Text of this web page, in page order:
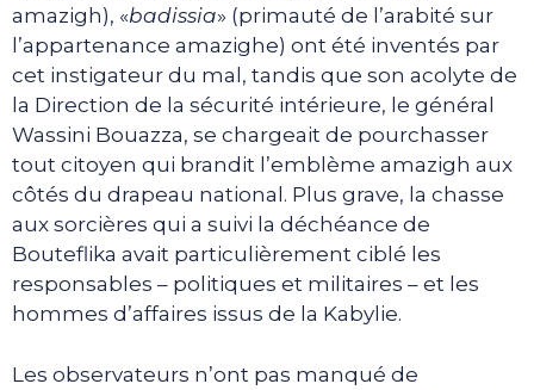
amazigh), «badissia» (primauté de l’arabité sur
l’appartenance amazighe) ont été inventés par
cet instigateur du mal, tandis que son acolyte de
la Direction de la sécurité intérieure, le général
Wassini Bouazza, se chargeait de pourchasser
tout citoyen qui brandit l’emblème amazigh aux
côtés du drapeau national. Plus grave, la chasse
aux sorcières qui a suivi la déchéance de
Bouteflika avait particulièrement ciblé les
responsables – politiques et militaires – et les
hommes d’affaires issus de la Kabylie.
Les observateurs n’ont pas manqué de